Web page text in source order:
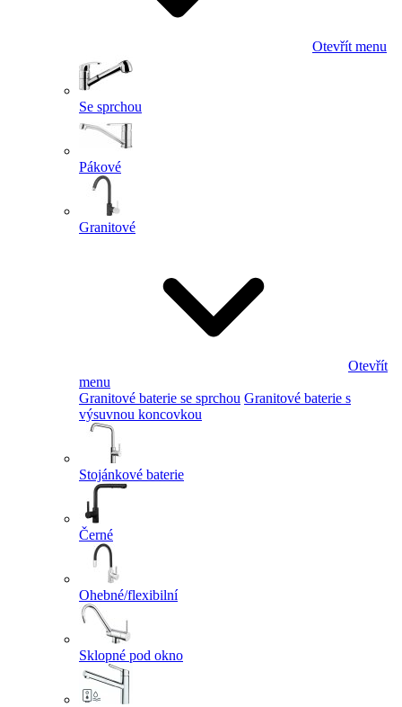
Otevřít menu
Se sprchou
Pákové
Granitové
Otevřít
menu
Granitové baterie se sprchou Granitové baterie s
výsuvnou koncovkou
Stojánkové baterie
Černé
Ohebné/flexibilní
Sklopné pod okno